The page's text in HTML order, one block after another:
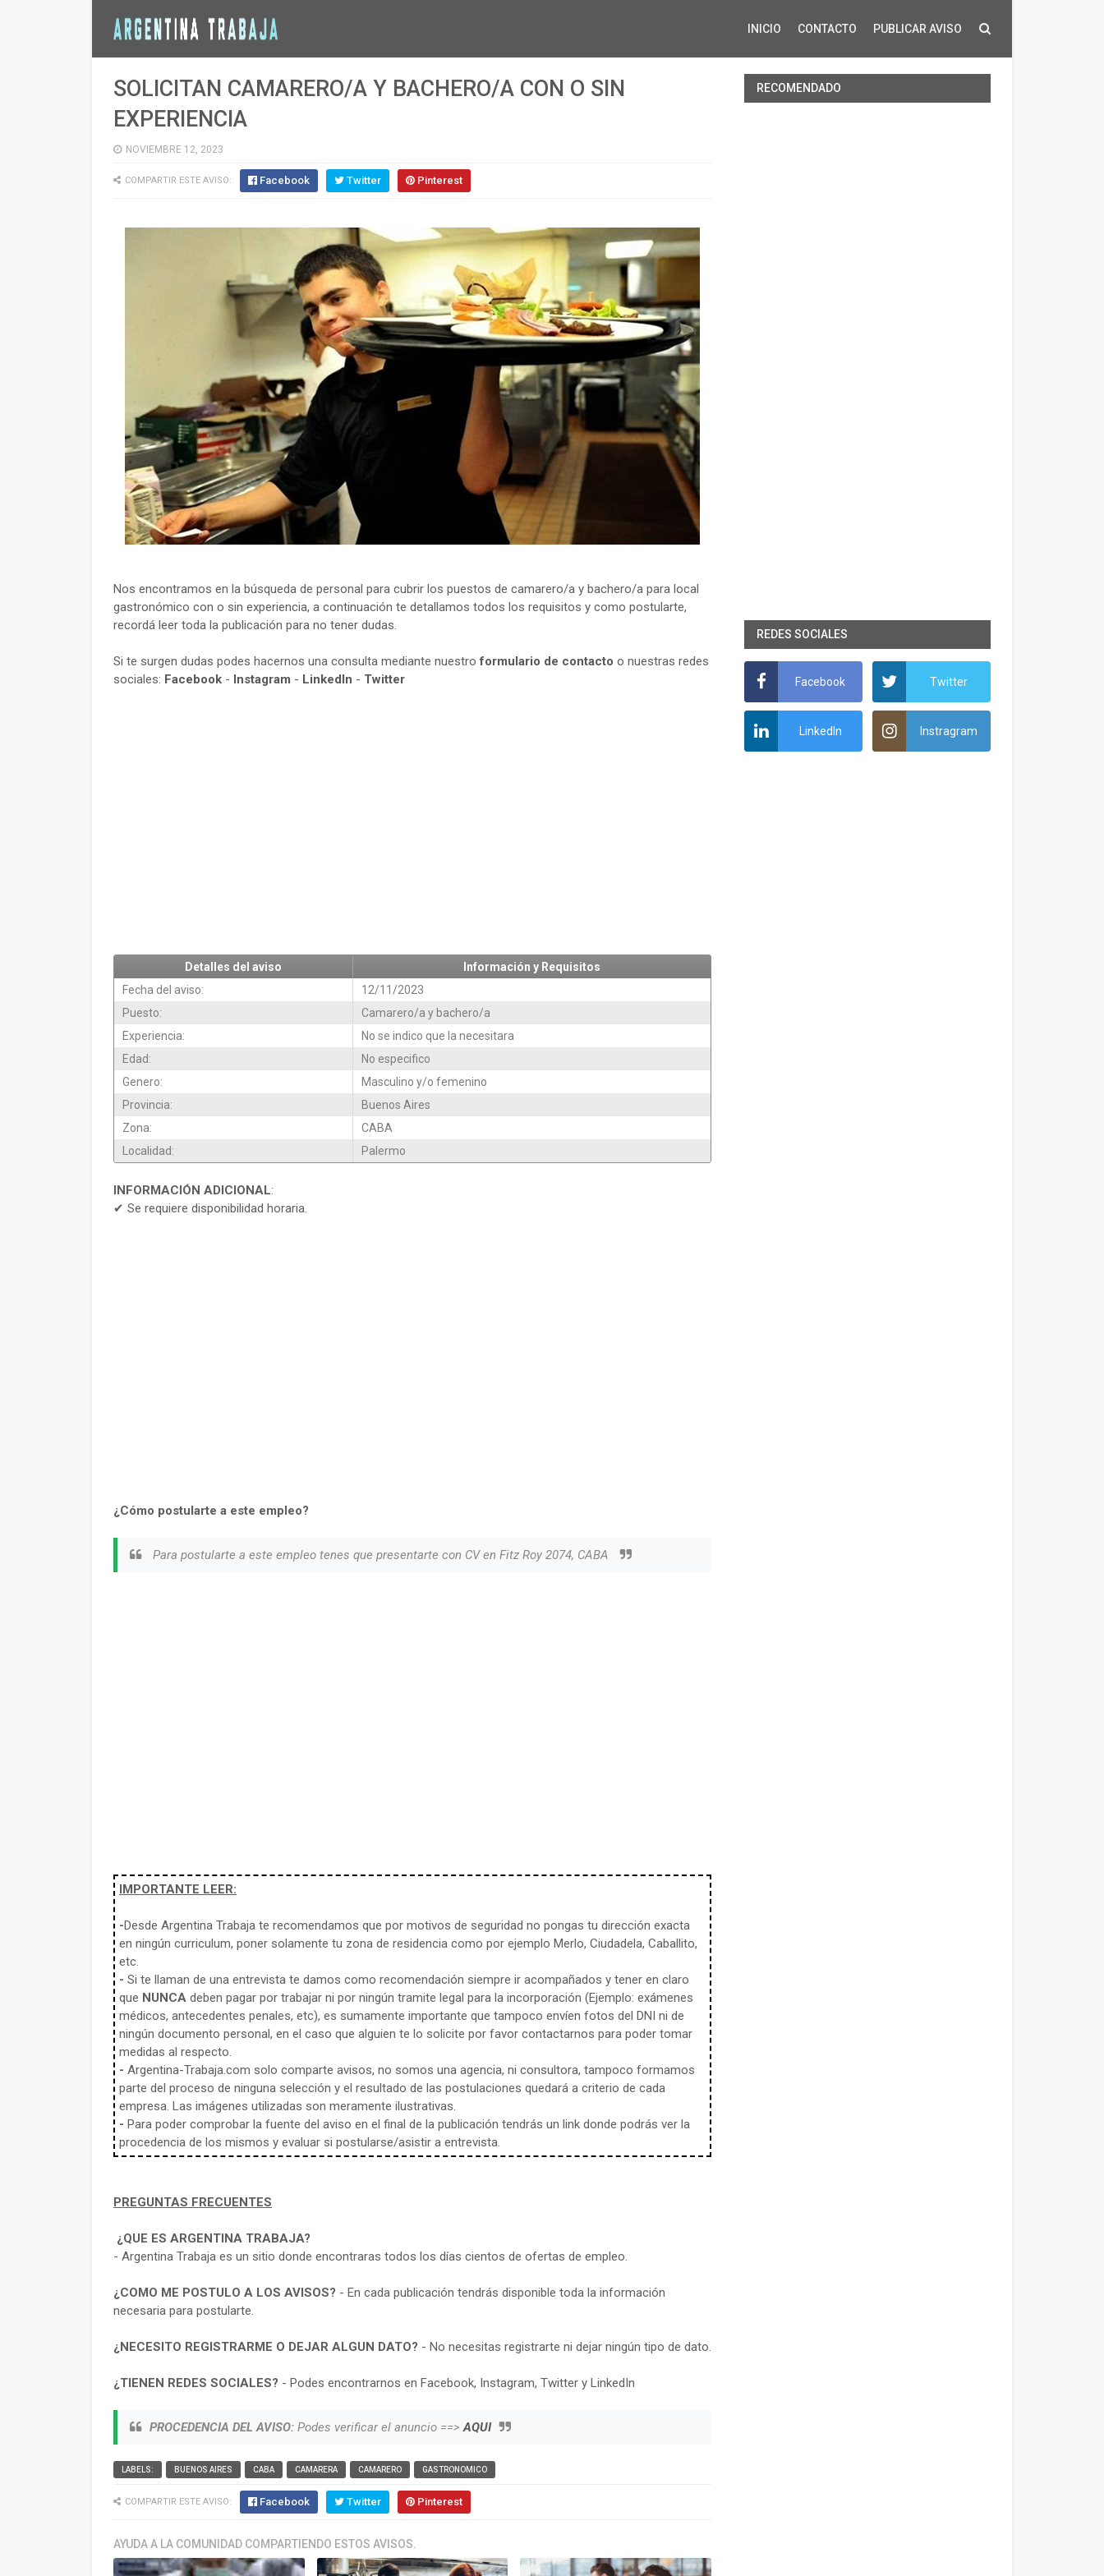
INICIO CONTACTO PUBLICAR AVISO
SOLICITAN CAMARERO/A Y BACHERO/A CON O SIN
EXPERIENCIA
NOVIEMBRE 12, 2023
COMPARTIR ESTE AVISO: Facebook Twitter Pinterest
Nos encontramos en la búsqueda de personal para cubrir los puestos de camarero/a y bachero/a para local
gastronómico con o sin experiencia, a continuación te detallamos todos los requisitos y como postularte,
recordá leer toda la publicación para no tener dudas.
Si te surgen dudas podes hacernos una consulta mediante nuestroformulario de contacto o nuestras redes
sociales: Facebook - Instagram - LinkedIn - Twitter
Detalles del aviso
Información y Requisitos
Fecha del aviso:
12/11/2023
Puesto:
Camarero/a y bachero/a
Experiencia:
No se indico que la necesitara
Edad:
No especifico
Genero:
Masculino y/o femenino
Provincia:
Buenos Aires
Zona:
CABA
Localidad:
Palermo
INFORMACIÓN ADICIONAL:
✔ Se requiere disponibilidad horaria.
¿Cómo postularte a este empleo?
Para postularte a este empleo tenes que presentarte con CV en Fitz Roy 2074, CABA
IMPORTANTE LEER:
-Desde Argentina Trabaja te recomendamos que por motivos de seguridad no pongas tu dirección exacta
en ningún curriculum, poner solamente tu zona de residencia como por ejemplo Merlo, Ciudadela, Caballito,
etc.
- Si te llaman de una entrevista te damos como recomendación siempre ir acompañados y tener en claro
que NUNCA deben pagar por trabajar ni por ningún tramite legal para la incorporación (Ejemplo: exámenes
médicos, antecedentes penales, etc), es sumamente importante que tampoco envíen fotos del DNI ni de
ningún documento personal, en el caso que alguien te lo solicite por favor contactarnos para poder tomar
medidas al respecto.
- Argentina-Trabaja.com solo comparte avisos, no somos una agencia, ni consultora, tampoco formamos
parte del proceso de ninguna selección y el resultado de las postulaciones quedará a criterio de cada
empresa. Las imágenes utilizadas son meramente ilustrativas.
- Para poder comprobar la fuente del aviso en el final de la publicación tendrás un link donde podrás ver la
procedencia de los mismos y evaluar si postularse/asistir a entrevista.
PREGUNTAS FRECUENTES
¿QUE ES ARGENTINA TRABAJA?
- Argentina Trabaja es un sitio donde encontraras todos los días cientos de ofertas de empleo.
¿COMO ME POSTULO A LOS AVISOS? - En cada publicación tendrás disponible toda la información
necesaria para postularte.
¿NECESITO REGISTRARME O DEJAR ALGUN DATO? - No necesitas registrarte ni dejar ningún tipo de dato.
¿TIENEN REDES SOCIALES? - Podes encontrarnos en Facebook, Instagram, Twitter y LinkedIn
PROCEDENCIA DEL AVISO: Podes verificar el anuncio ==>AQUI
LABELS: BUENOS AIRES CABA CAMARERA CAMARERO GASTRONOMICO
COMPARTIR ESTE AVISO: Facebook Twitter Pinterest
AYUDA A LA COMUNIDAD COMPARTIENDO ESTOS AVISOS.
RECOMENDADO
REDES SOCIALES
Facebook Twitter
LinkedIn Instragram